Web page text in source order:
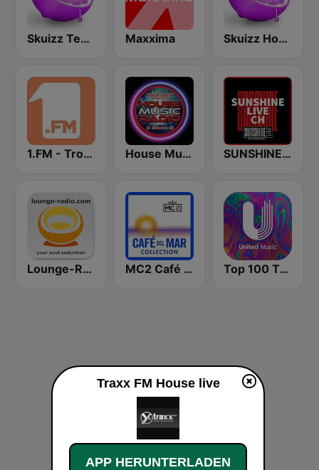
Skuizz Tech-House Maxxima Skuizz House
1.FM - Tropical House House Music Radio SUNSHINE LIVE CH
Lounge-Radio.com MC2 Café Del Mar Collection Top 100 Tech House - United Music
Traxx FM House live
APP HERUNTERLADEN